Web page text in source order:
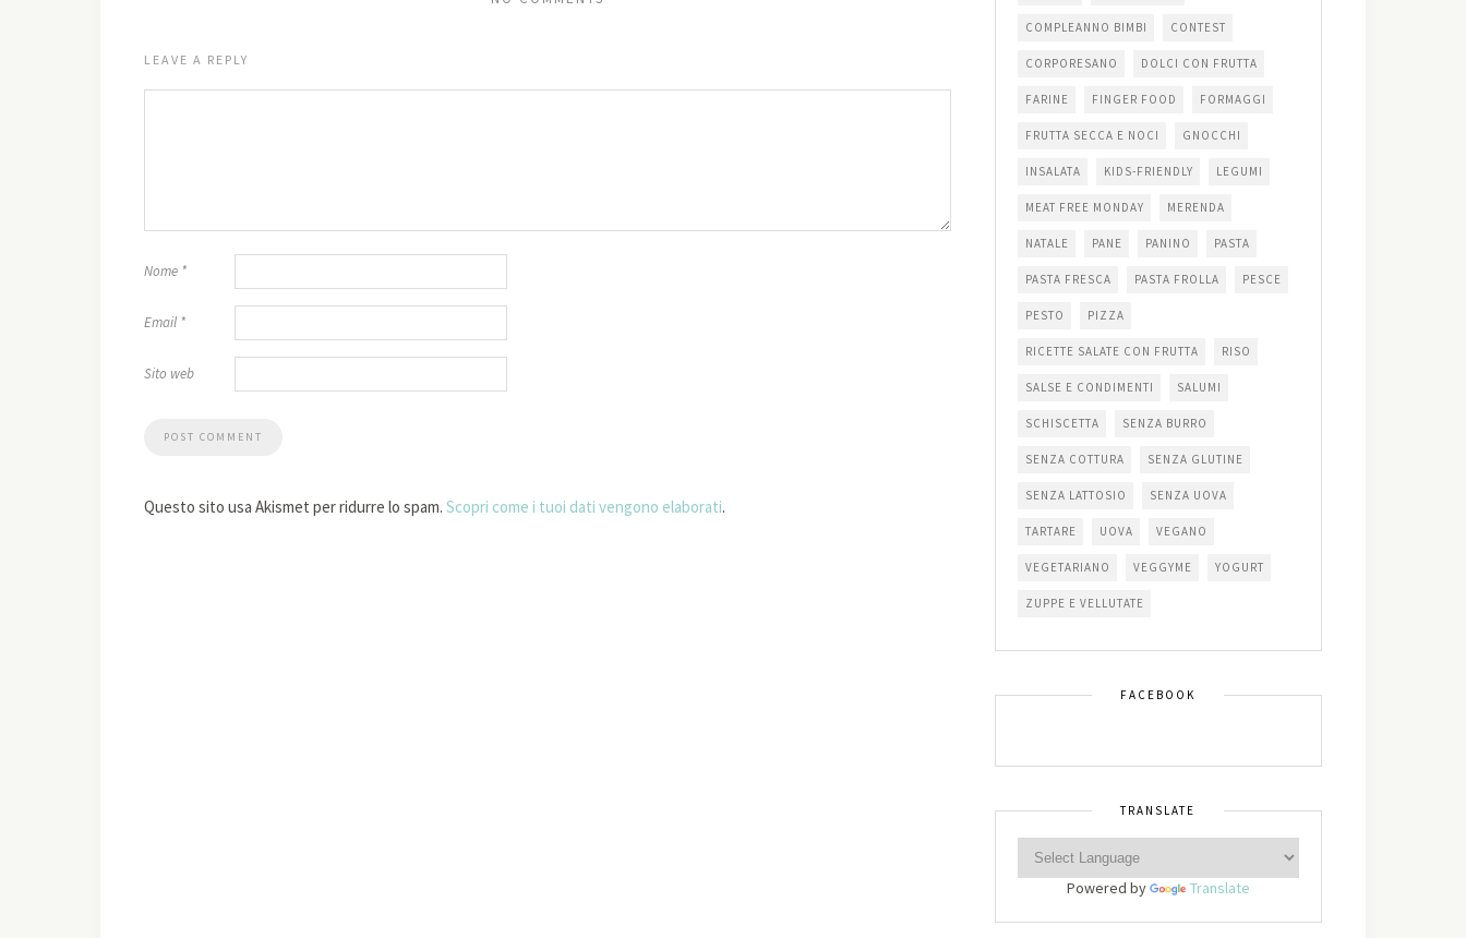
LEAVE A REPLY
Nome *
Email *
Sito web
Questo sito usa Akismet per ridurre lo spam. Scopri come i tuoi dati vengono elaborati.
COMPLEANNO BIMBI CONTEST
CORPORESANO DOLCI CON FRUTTA
FARINE FINGER FOOD FORMAGGI
FRUTTA SECCA E NOCI GNOCCHI
INSALATA KIDS-FRIENDLY LEGUMI
MEAT FREE MONDAY MERENDA
NATALE PANE PANINO PASTA
PASTA FRESCA PASTA FROLLA PESCE
PESTO PIZZA
RICETTE SALATE CON FRUTTA RISO
SALSE E CONDIMENTI SALUMI
SCHISCETTA SENZA BURRO
SENZA COTTURA SENZA GLUTINE
SENZA LATTOSIO SENZA UOVA
TARTARE UOVA VEGANO
VEGETARIANO VEGGYME YOGURT
ZUPPE E VELLUTATE
FACEBOOK
TRANSLATE
Powered by Translate